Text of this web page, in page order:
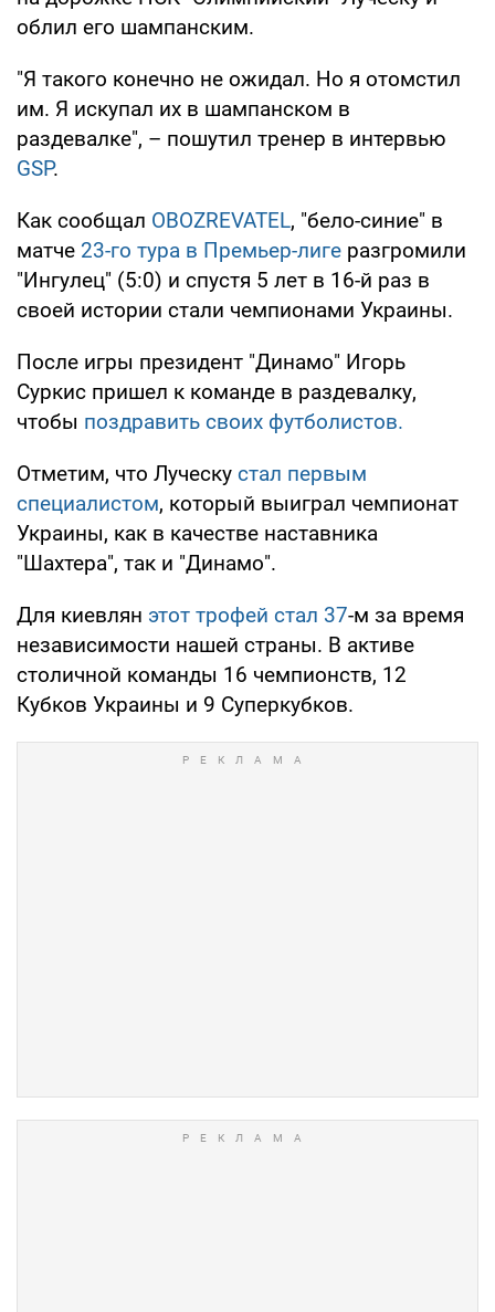
облил его шампанским.
"Я такого конечно не ожидал. Но я отомстил
им. Я искупал их в шампанском в
раздевалке", – пошутил тренер в интервью
GSP.
Как сообщал OBOZREVATEL, "бело-синие" в
матче 23-го тура в Премьер-лиге разгромили
"Ингулец" (5:0) и спустя 5 лет в 16-й раз в
своей истории стали чемпионами Украины.
После игры президент "Динамо" Игорь
Суркис пришел к команде в раздевалку,
чтобы поздравить своих футболистов.
Отметим, что Луческу стал первым
специалистом, который выиграл чемпионат
Украины, как в качестве наставника
"Шахтера", так и "Динамо".
Для киевлян этот трофей стал 37-м за время
независимости нашей страны. В активе
столичной команды 16 чемпионств, 12
Кубков Украины и 9 Суперкубков.